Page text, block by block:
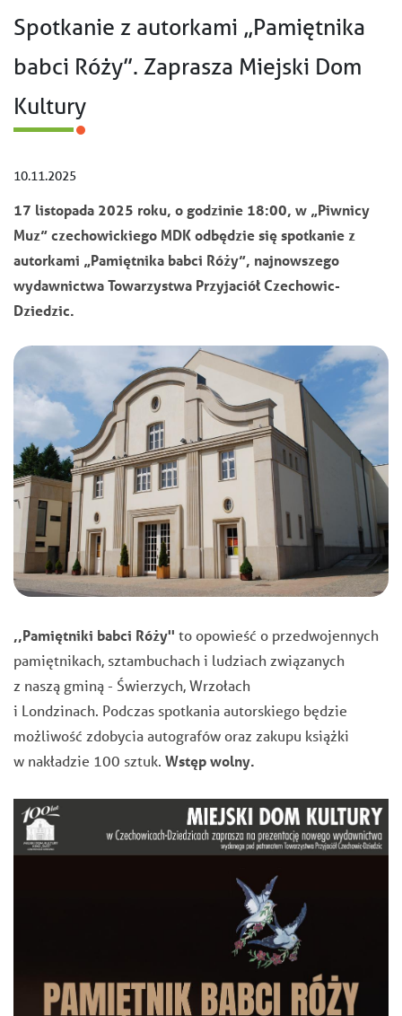
Spotkanie z autorkami „Pamiętnika
babci Róży”. Zaprasza Miejski Dom
Kultury
10.11.2025
17 listopada 2025 roku, o godzinie 18:00, w „Piwnicy
Muz” czechowickiego MDK odbędzie się spotkanie z
autorkami „Pamiętnika babci Róży”, najnowszego
wydawnictwa Towarzystwa Przyjaciół Czechowic-
Dziedzic.
,,Pamiętniki babci Róży'' to opowieść o przedwojennych
pamiętnikach, sztambuchach i ludziach związanych
z naszą gminą - Świerzych, Wrzołach
i Londzinach. Podczas spotkania autorskiego będzie
możliwość zdobycia autografów oraz zakupu książki
w nakładzie 100 sztuk. Wstęp wolny.